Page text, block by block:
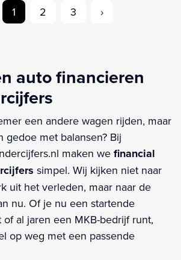
1 2 3 ›
auto financieren
een andere wagen rijden, maar
gedoe met balansen? Bij
maken wefinancial
simpel. Wij kijken niet naar
uit het verleden, maar naar de
nu. Of je nu een startende
al jaren een MKB-bedrijf runt,
op weg met een passende